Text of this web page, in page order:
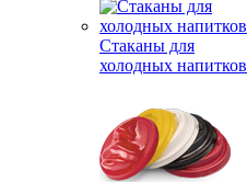
Стаканы для
холодных напитков